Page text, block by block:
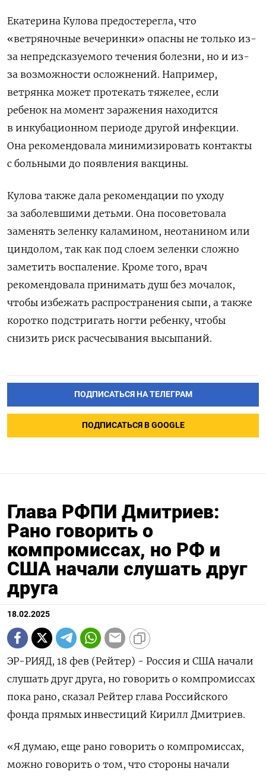
Екатерина Кулова предостерегла, что
«ветряночные вечеринки» опасны не только из-
за непредсказуемого течения болезни, но и из-
за возможности осложнений. Например,
ветрянка может протекать тяжелее, если
ребенок на момент заражения находится
в инкубационном периоде другой инфекции.
Она рекомендовала минимизировать контакты
с больными до появления вакцины.
Кулова также дала рекомендации по уходу
за заболевшими детьми. Она посоветовала
заменять зеленку каламином, неотанином или
циндолом, так как под слоем зеленки сложно
заметить воспаление. Кроме того, врач
рекомендовала принимать душ без мочалок,
чтобы избежать распространения сыпи, а также
коротко подстригать ногти ребенку, чтобы
снизить риск расчесывания высыпаний.
ПОДПИСАТЬСЯ НА ТЕЛЕГРАМ
ПОДПИСАТЬСЯ В GOOGLE
Глава РФПИ Дмитриев:
Рано говорить о
компромиссах, но РФ и
США начали слушать друг
друга
18.02.2025
ЭР-РИЯД, 18 фев (Рейтер) - Россия и США начали
слушать друг друга, но говорить о компромиссах
пока рано, сказал Рейтер глава Российского
фонда прямых инвестиций Кирилл Дмитриев.
«Я думаю, еще рано говорить о компромиссах,
можно говорить о том, что стороны начали